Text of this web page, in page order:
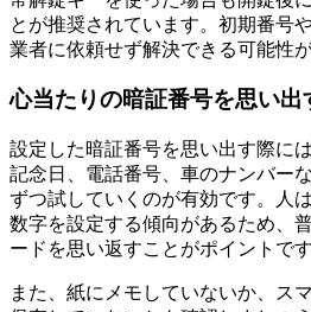
とが推奨されています。初期番号
業者に依頼せず解決できる可能性が
心当たりの暗証番号を思い出
設定した暗証番号を思い出す際に
記念日、電話番号、車のナンバー
ずつ試していくのが有効です。人
数字を設定する傾向があるため、
ードを思い返すことがポイントです
また、紙にメモしていないか、ス